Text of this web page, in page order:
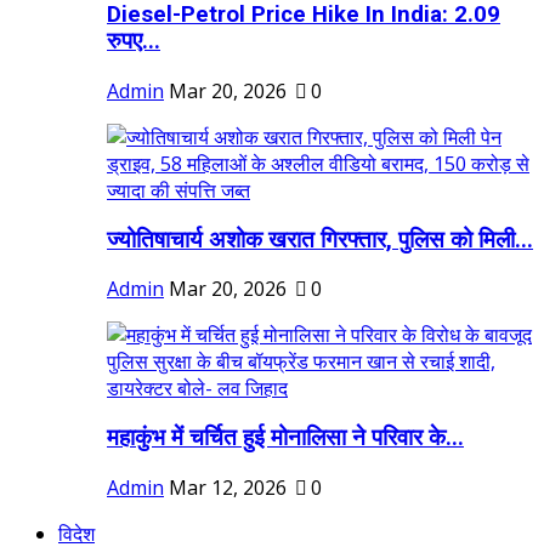
Diesel-Petrol Price Hike In India: 2.09
रुपए...
Admin Mar 20, 2026 0
ज्योतिषाचार्य अशोक खरात गिरफ्तार, पुलिस को मिली...
Admin Mar 20, 2026 0
महाकुंभ में चर्चित हुई मोनालिसा ने परिवार के...
Admin Mar 12, 2026
0
विदेश